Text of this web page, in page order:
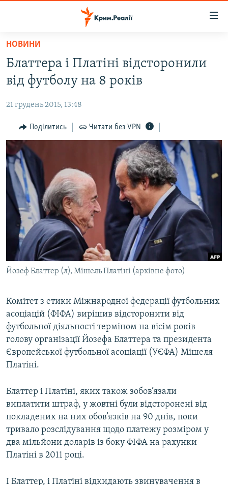
Перейти
основного
матеріалу
Перейти
до
навігації
Перейти
до
пошуку
ВОДА.КРИМ
ВІДЕО ТА ФОТО
ПОЛІТИКА
БЛОГИ
ПОГЛЯД
ІНТЕРВ'Ю
ВСЕ ЗА ДЕНЬ
СПЕЦПРОЕКТИ
ДЕПОРТАЦІЯ
ВІДЕОУРОКИ «ELIFBE»
СВІДЧЕННЯ ОКУПАЦІЇ
УКРАЇНСЬКА ПРОБЛЕМА КРИМУ
ЯК ОБІЙТИ БЛОКУВАННЯ
Русский
Qırımtatar
Усі сайти RFE/RL
НОВИНИ
Блаттера і Платіні відсторонили
від футболу на 8 років
21 грудень 2015, 13:48
Поділитись Читати без VPN
Йозеф Блаттер (л), Мішель Платіні (архівне фото)
Комітет з етики Міжнародної федерації футбольних
асоціацій (ФІФА) вирішив відсторонити від
футбольної діяльності терміном на вісім років
голову організації Йозефа Блаттера та президента
Європейської футбольної асоціації (УЄФА) Мішеля
Платіні.
Блаттер і Платіні, яких також зобов’язали
виплатити штраф, у жовтні були відсторонені від
покладених на них обов’язків на 90 днів, поки
тривало розслідування щодо платежу розміром у
два мільйони доларів із боку ФІФА на рахунки
Платіні в 2011 році.
І Блаттер, і Платіні відкидають звинувачення в